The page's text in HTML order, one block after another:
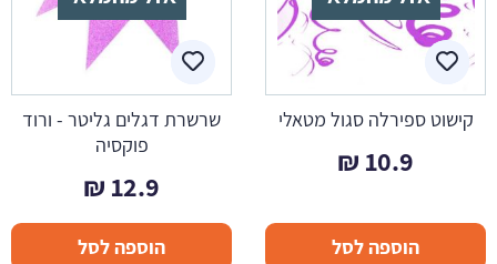
קישוט ספירלה סגול מטאלי
10.9
₪
הוספה לסל
שרשרת דגלים גליטר - ורוד
פוקסיה
12.9
₪
הוספה לסל